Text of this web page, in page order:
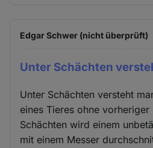
Edgar Schwer (nicht überprüft)
Unter Schächten
Unter Schächten versteht
eines Tieres ohne vorheriger
Schächten wird einem
mit einem Messer